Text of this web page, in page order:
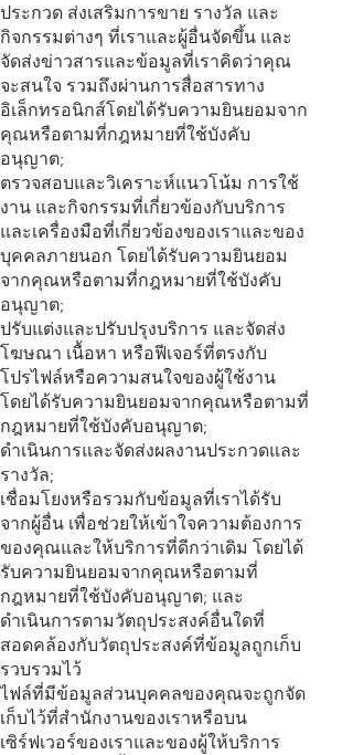
ประกวด ส่งเสริมการขาย รางวัล และ
กิจกรรมต่างๆ ที่เราและผู้อื่นจัดขึ้น และ
จัดส่งข่าวสารและข้อมูลที่เราคิดว่าคุณ
จะสนใจ รวมถึงผ่านการสื่อสารทาง
อิเล็กทรอนิกส์โดยได้รับความยินยอมจาก
คุณหรือตามที่กฎหมายที่ใช้บังคับ
อนุญาต;
ตรวจสอบและวิเคราะห์แนวโน้ม การใช้
งาน และกิจกรรมที่เกี่ยวข้องกับบริการ
และเครื่องมือที่เกี่ยวข้องของเราและของ
บุคคลภายนอก โดยได้รับความยินยอม
จากคุณหรือตามที่กฎหมายที่ใช้บังคับ
อนุญาต;
ปรับแต่งและปรับปรุงบริการ และจัดส่ง
โฆษณา เนื้อหา หรือฟีเจอร์ที่ตรงกับ
โปรไฟล์หรือความสนใจของผู้ใช้งาน
โดยได้รับความยินยอมจากคุณหรือตามที่
กฎหมายที่ใช้บังคับอนุญาต;
ดำเนินการและจัดส่งผลงานประกวดและ
รางวัล;
เชื่อมโยงหรือรวมกับข้อมูลที่เราได้รับ
จากผู้อื่น เพื่อช่วยให้เข้าใจความต้องการ
ของคุณและให้บริการที่ดีกว่าเดิม โดยได้
รับความยินยอมจากคุณหรือตามที่
กฎหมายที่ใช้บังคับอนุญาต; และ
ดำเนินการตามวัตถุประสงค์อื่นใดที่
สอดคล้องกับวัตถุประสงค์ที่ข้อมูลถูกเก็บ
รวบรวมไว้
ไฟล์ที่มีข้อมูลส่วนบุคคลของคุณจะถูกจัด
เก็บไว้ที่สำนักงานของเราหรือบน
เซิร์ฟเวอร์ของเราและของผู้ให้บริการ